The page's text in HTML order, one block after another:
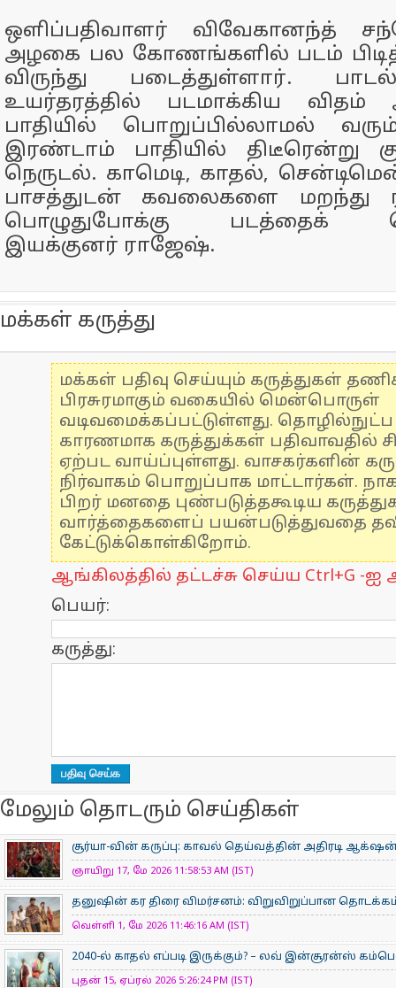
ஒளிப்பதிவாளர் விவேகானந்த்
அழகை பல கோணங்களில் படம்
விருந்து படைத்துள்ளார்.
உயர்தரத்தில் படமாக்கிய விதம்
பாதியில் பொறுப்பில்லாமல்
இரண்டாம் பாதியில் திடீரென்று
நெருடல். காமெடி, காதல்,
பாசத்துடன் கவலைகளை மறந்து
பொழுதுபோக்கு படத்தைக்
இயக்குனர் ராஜேஷ்.
மக்கள் கருத்து
மக்கள் பதிவு செய்யும் கருத்துகள்
பிரசுரமாகும் வகையில் மென்பொருள்
வடிவமைக்கப்பட்டுள்ளது.
காரணமாக கருத்துக்கள் பதிவாவதில்
ஏற்பட வாய்ப்புள்ளது. வாசகர்களின்
நிர்வாகம் பொறுப்பாக மாட்டார்கள்.
பிறர் மனதை புண்படுத்தகூடிய
வார்த்தைகளைப் பயன்படுத்துவதை
கேட்டுக்கொள்கிறோம்.
ஆங்கிலத்தில் தட்டச்சு செய்ய Ctrl+G -ஐ
பெயர்:
கருத்து:
மேலும் தொடரும் செய்திகள்
சூர்யா-வின் கருப்பு: காவல் தெய்வத்தின் அதிரடி
ஞாயிறு 17, மே 2026 11:58:53 AM (IST)
தனுஷின் கர திரை விமர்சனம்: விறுவிறுப்பான
வெள்ளி 1, மே 2026 11:46:16 AM (IST)
2040-ல் காதல் எப்படி இருக்கும்? – லவ் இன்சூரன்ஸ்
புதன் 15, ஏப்ரல் 2026 5:26:24 PM (IST)